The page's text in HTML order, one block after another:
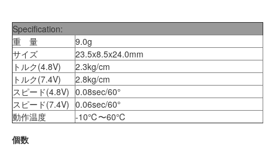
Specification:
重 量
9.0g
サイズ
23.5x8.5x24.0mm
トルク(4.8V)
2.3kg/cm
トルク(7.4V)
2.8kg/cm
スピード(4.8V) 0.08sec/60°
スピード(7.4V) 0.06sec/60°
動作温度
-10℃〜60℃
個数